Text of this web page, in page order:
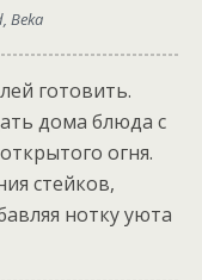
Beka
готовить.
дома блюда с
огня.
стейков,
нотку уюта